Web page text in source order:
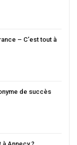
– C’est tout à
de succès